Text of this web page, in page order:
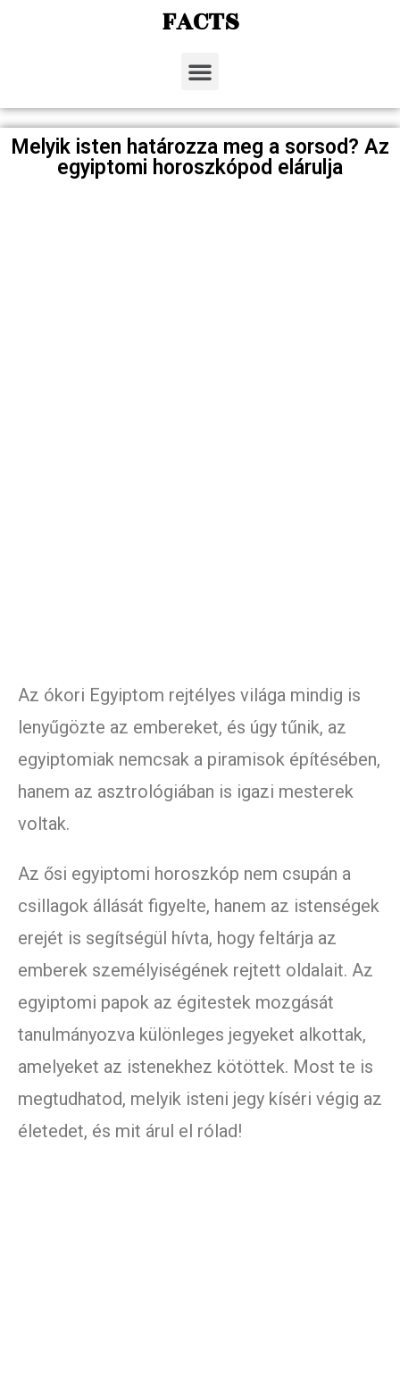
FACTS
Melyik isten határozza meg a sorsod? Az
egyiptomi horoszkópod elárulja
Az ókori Egyiptom rejtélyes világa mindig is
lenyűgözte az embereket, és úgy tűnik, az
egyiptomiak nemcsak a piramisok építésében,
hanem az asztrológiában is igazi mesterek
voltak.
Az ősi egyiptomi horoszkóp nem csupán a
csillagok állását figyelte, hanem az istenségek
erejét is segítségül hívta, hogy feltárja az
emberek személyiségének rejtett oldalait. Az
egyiptomi papok az égitestek mozgását
tanulmányozva különleges jegyeket alkottak,
amelyeket az istenekhez kötöttek. Most te is
megtudhatod, melyik isteni jegy kíséri végig az
életedet, és mit árul el rólad!